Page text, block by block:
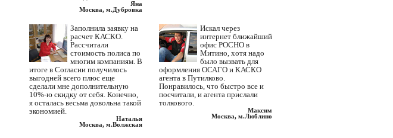
Яна
Москва, м.Дубровка
Заполнила заявку на
расчет КАСКО.
Рассчитали
стоимость полиса по
многим компаниям. В
итоге в Согласии получилось
выгодней всего плюс еще
сделали мне дополнительную
10%-ю скидку от себя. Конечно,
я осталась весьма довольна такой
экономией.
Наталья
Москва, м.Волжская
Искал через
интернет ближайший
офис РОСНО в
Митино, хотя надо
было вызвать для
оформления ОСАГО и КАСКО
агента в Путилково.
Понравилось, что быстро все и
посчитали, и агента прислали
толкового.
Максим
Москва, м.Люблино